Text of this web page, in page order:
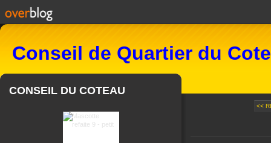
Conseil de Quartier du
CONSEIL DU COTEAU
<<